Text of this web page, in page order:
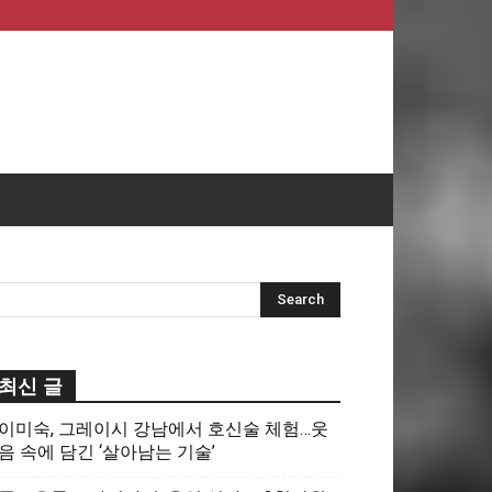
신 글
미숙, 그레이시 강남에서 호신술 체험…웃
속에 담긴 ‘살아남는 기술’